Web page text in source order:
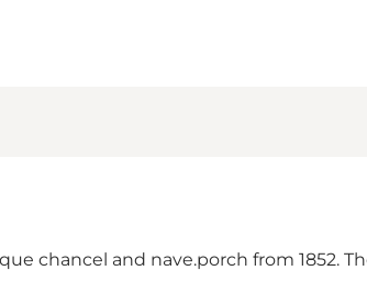
chancel and nave.porch from